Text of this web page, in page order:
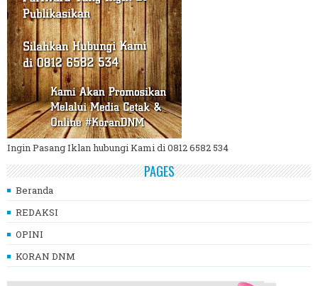
Ingin Pasang Iklan hubungi Kami di 0812 6582 534
PAGES
Beranda
REDAKSI
OPINI
KORAN DNM